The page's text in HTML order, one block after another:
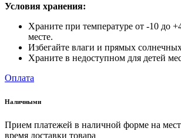
Условия хранения:
Храните при температуре от -10 до
месте.
Избегайте влаги и прямых
Храните в недоступном для детей
Оплата
Наличными
Прием платежей в наличной форме на
время доставки товара